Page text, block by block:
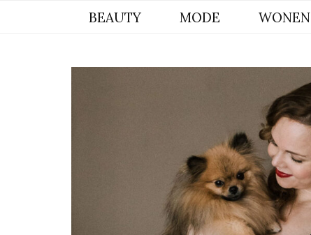
BEAUTY MODE WONEN
BYCHRISTIANA, EEN INSPIREREND
ONLINE MAGAZINE VOOR BEAUTY,